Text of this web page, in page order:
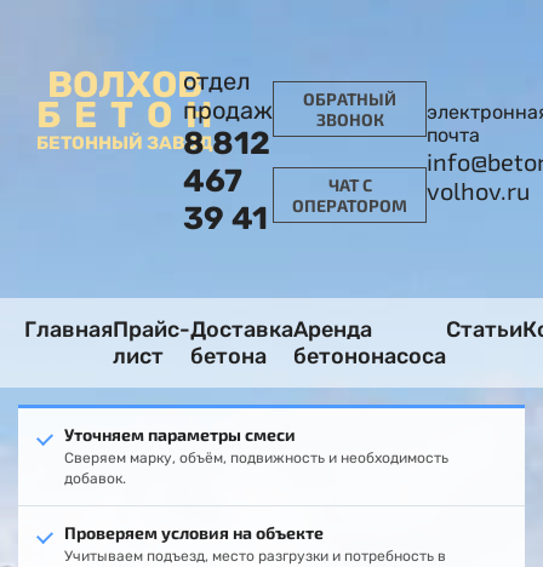
ВОЛХОВ
БЕТОН
БЕТОННЫЙ ЗАВОД
отдел
продаж
8 812
467
39 41
ОБРАТНЫЙ
ЗВОНОК
ЧАТ С
ОПЕРАТОРОМ
почта
volhov.ru
ГлавнаяПрайс-
лист
Доставка
бетона
Аренда
бетононасоса
Статьи
Уточняем параметры смеси
Сверяем марку, объём, подвижность и необходимость
добавок.
Проверяем условия на объекте
Учитываем подъезд, место разгрузки и потребность в